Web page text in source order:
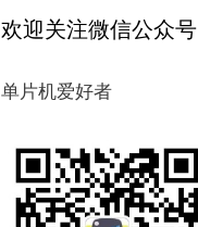
欢迎关注微信公众号
单片机爱好者